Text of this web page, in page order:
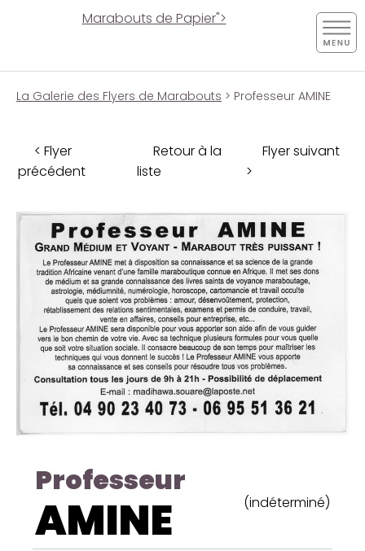
Marabouts de Papier">
La Galerie des Flyers de Marabouts > Professeur AMINE
< Flyer
précédent
Retour à la
liste
Flyer suivant
>
Professeur
AMINE (indéterminé)